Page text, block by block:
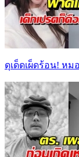
ดุเด็ดเผ็ดร้อน! ห